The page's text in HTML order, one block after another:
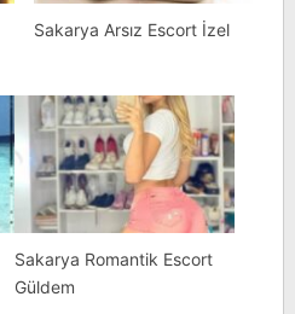
Sakarya Arsız Escort İzel
Sakarya Romantik Escort
Güldem